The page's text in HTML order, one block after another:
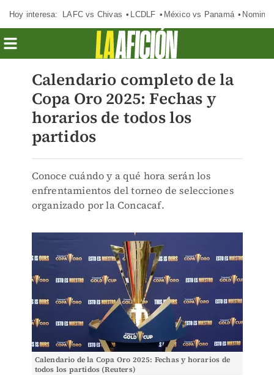
Hoy interesa: LAFC vs Chivas LCDLF México vs Panamá
Calendario completo de la
Copa Oro 2025: Fechas y
horarios de todos los
partidos
Conoce cuándo y a qué hora serán los
enfrentamientos del torneo de selecciones
organizado por la Concacaf.
Calendario de la Copa Oro 2025: Fechas y horarios de
todos los partidos (Reuters)